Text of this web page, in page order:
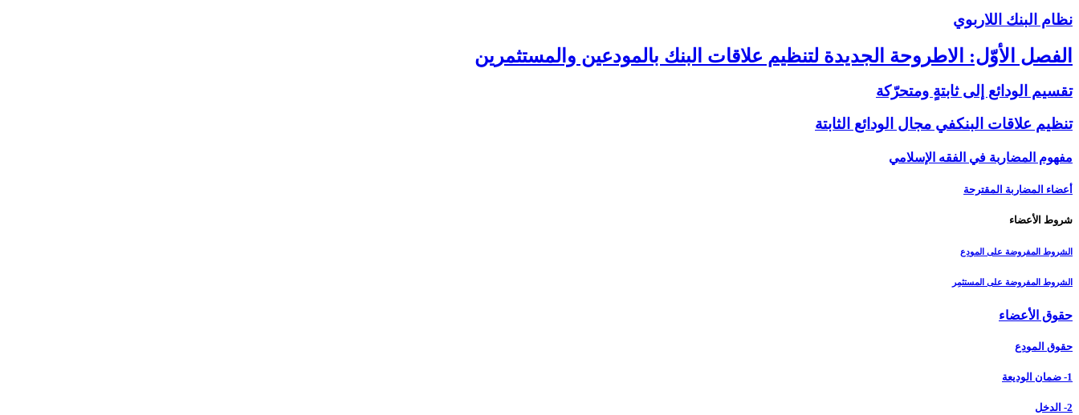
نظام البنك اللاربوي‏
الفصل الأوّل: الاطروحة الجديدة لتنظيم علاقات البنك بالمودعين والمستثمرين‏
تقسيم الودائع إلى ثابتةٍ ومتحرّكة
تنظيم علاقات البنك‏في مجال الودائع الثابتة
مفهوم المضاربة في الفقه الإسلامي
أعضاء المضاربة المقترحة
شروط الأعضاء
الشروط المفروضة على المودِع
الشروط المفروضة على المستثمِر
حقوق الأعضاء
حقوق المودِع
1- ضمان الوديعة
2- الدخل